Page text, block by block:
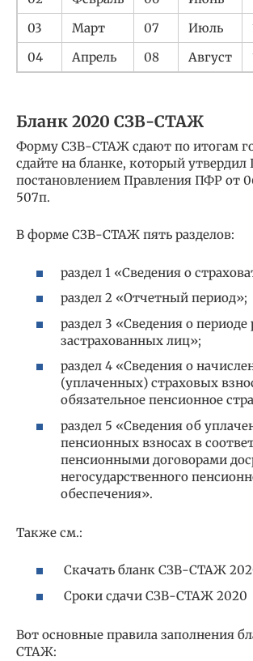
03
Март 07 Июль
04
Апрель 08 Август
Бланк 2020 СЗВ-СТАЖ
Форму СЗВ-СТАЖ сдают по итогам
сдайте на бланке, который
постановлением Правления ПФР от
507п.
В форме СЗВ-СТАЖ пять разделов:
раздел 1 «Сведения о
раздел 2 «Отчетный период»;
раздел 3 «Сведения о периоде
застрахованных лиц»;
раздел 4 «Сведения о
(уплаченных) страховых
обязательное пенсионное
раздел 5 «Сведения об
пенсионных взносах в
пенсионными договорами
негосударственного
обеспечения».
Также см.:
Скачать бланк СЗВ-СТАЖ
Сроки сдачи СЗВ-СТАЖ 2020
Вот основные правила заполнения
СТАЖ: